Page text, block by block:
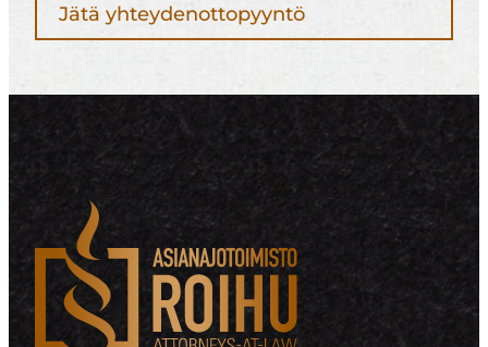
Jätä yhteydenottopyyntö